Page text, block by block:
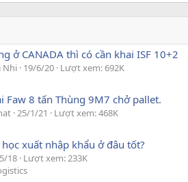
ở CANADA thì có cần khai ISF 10+2
Nhi 19/6/20 Lượt xem: 692K
Faw 8 tấn Thùng 9M7 chở pallet.
25/1/21
Lượt xem: 468K
học xuất nhập khẩu ở đâu tốt?
18 Lượt xem: 233K